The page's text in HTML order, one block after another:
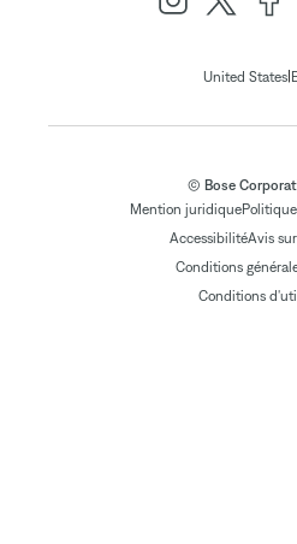
United States|
© Bose
Mention juridique
AccessibilitéAvis
Conditions
Conditions